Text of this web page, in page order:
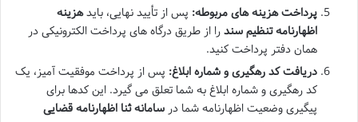
پرداخت هزینه های مربوطه: پس از تأیید نهایی، بایدهزینه
اظهارنامه تنظیم سندرا از طریق درگاه های پرداخت الکترونیکی در
همان دفتر پرداخت کنید.
دریافت کد رهگیری و شماره ابلاغ: پس از پرداخت موفقیت آمیز، یک
کد رهگیری و شماره ابلاغ به شما تعلق می گیرد. این کدها برای
پیگیری وضعیت اظهارنامه شما در سامانه ثنا اظهارنامه قضایی